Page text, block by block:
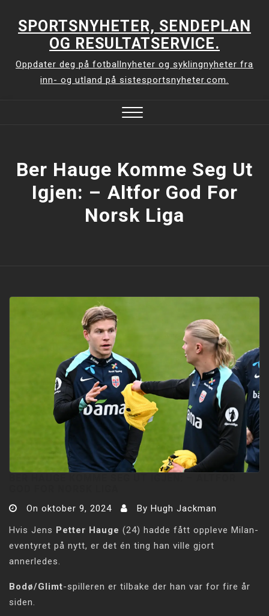
SPORTSNYHETER, SENDEPLAN
OG RESULTATSERVICE.
Oppdater deg på fotballnyheter og syklingnyheter fra
inn- og utland på sistesportsnyheter.com.
Ber Hauge Komme Seg Ut
Igjen: –⁠ Altfor God For
Norsk Liga
On oktober 9, 2024 By Hugh Jackman
Hvis Jens Petter Hauge (24) hadde fått oppleve Milan-
eventyret på nytt, er det én ting han ville gjort
annerledes.
Bodø/Glimt-spilleren er tilbake der han var for fire år
siden.